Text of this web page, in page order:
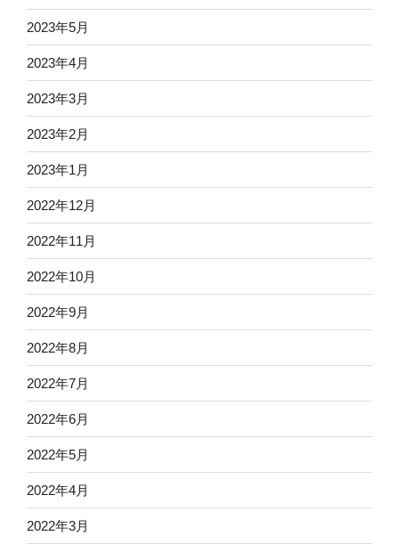
2023年5月
2023年4月
2023年3月
2023年2月
2023年1月
2022年12月
2022年11月
2022年10月
2022年9月
2022年8月
2022年7月
2022年6月
2022年5月
2022年4月
2022年3月